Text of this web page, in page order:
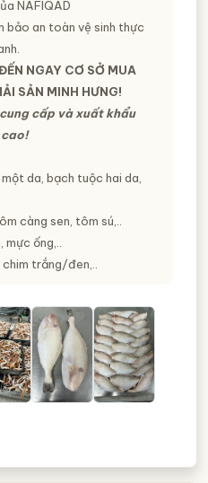
NAFIQAD
bảo an toàn vệ sinh thực
NGAY CƠ SỞ MUA
SẢN MINH HƯNG!
cấp và xuất khẩu
da, bạch tuộc hai da,
càng sen, tôm sú,..
ống,..
trắng/đen,..